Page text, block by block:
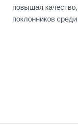
повышая
поклонников